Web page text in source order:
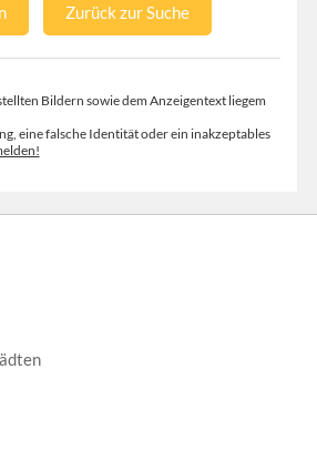
Zurück zur Suche
Bildern sowie dem Anzeigentext liegem
eine falsche Identität oder ein inakzeptables